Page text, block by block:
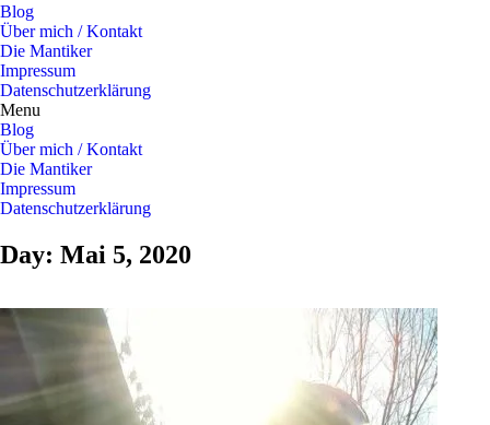
Blog
Über mich / Kontakt
Die Mantiker
Impressum
Datenschutzerklärung
Menu
Blog
Über mich / Kontakt
Die Mantiker
Impressum
Datenschutzerklärung
Day: Mai 5, 2020